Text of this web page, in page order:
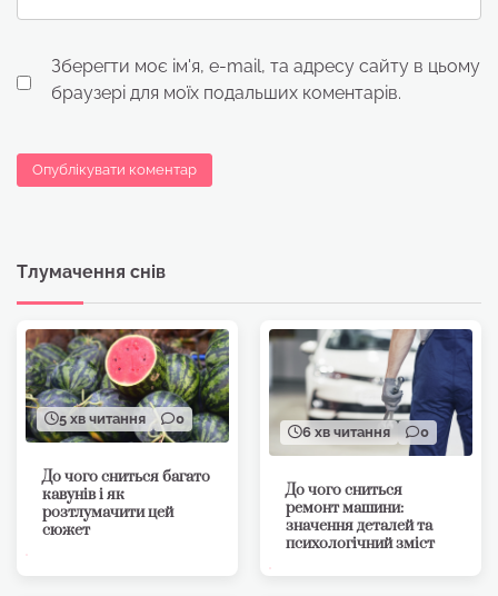
Зберегти моє ім'я, e-mail, та адресу сайту в цьому
браузері для моїх подальших коментарів.
Тлумачення снів
5 хв читання 0
До чого сниться багато
кавунів і як
розтлумачити цей
сюжет
6 хв читання 0
До чого сниться
ремонт машини:
значення деталей та
психологічний зміст